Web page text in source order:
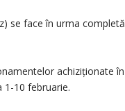
se face în urma
achiziţionate
10 februarie.